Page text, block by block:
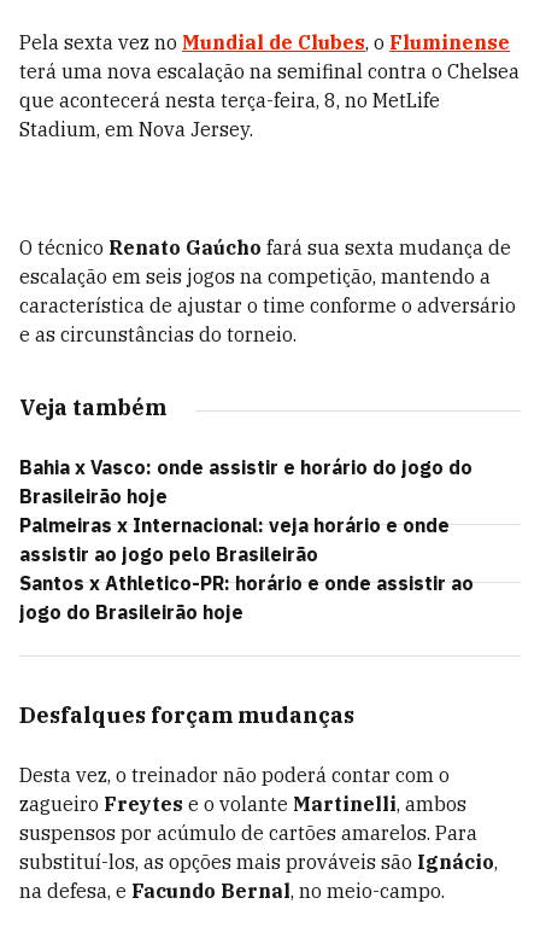
Pela sexta vez no Mundial de Clubes, o Fluminense
terá uma nova escalação na semifinal contra o Chelsea
que acontecerá nesta terça-feira, 8, no MetLife
Stadium, em Nova Jersey.
O técnico Renato Gaúcho fará sua sexta mudança de
escalação em seis jogos na competição, mantendo a
característica de ajustar o time conforme o adversário
e as circunstâncias do torneio.
Veja também
Bahia x Vasco: onde assistir e horário do jogo do
Brasileirão hoje
Palmeiras x Internacional: veja horário e onde
assistir ao jogo pelo Brasileirão
Santos x Athletico-PR: horário e onde assistir ao
jogo do Brasileirão hoje
Desfalques forçam mudanças
Desta vez, o treinador não poderá contar com o
zagueiro Freytes e o volante Martinelli, ambos
suspensos por acúmulo de cartões amarelos. Para
substituí-los, as opções mais prováveis são Ignácio,
na defesa, e Facundo Bernal, no meio-campo.